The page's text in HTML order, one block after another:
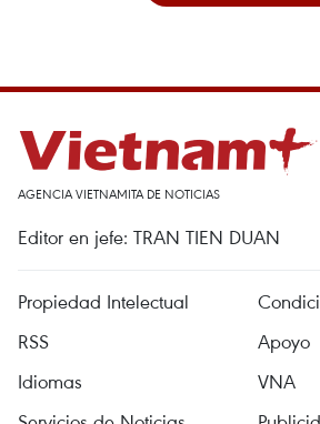
AGENCIA VIETNAMITA DE NOTICIAS
Editor en jefe: TRAN TIEN DUAN
Propiedad Intelectual
RSS
Apoyo
Idiomas
VNA